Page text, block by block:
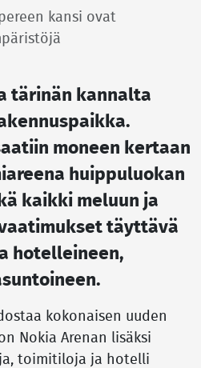
kansi ovat
tärinän kannalta
moneen kertaan
huippuluokan
kaikki meluun ja
täyttävä
hotelleineen,
kokonaisen uuden
Nokia Arenan lisäksi
toimitiloja ja hotelli